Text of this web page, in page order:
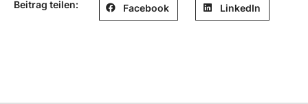
Beitrag teilen: Facebook LinkedIn